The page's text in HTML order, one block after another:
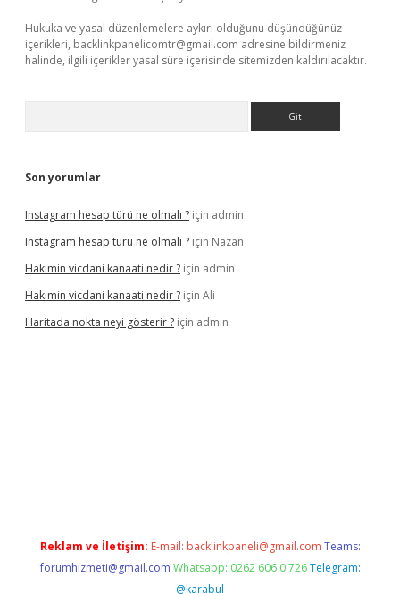
Hukuka ve yasal düzenlemelere aykırı olduğunu düşündüğünüz
içerikleri, backlinkpanelicomtr@gmail.com adresine bildirmeniz
halinde, ilgili içerikler yasal süre içerisinde sitemizden kaldırılacaktır.
Son yorumlar
Instagram hesap türü ne olmalı ? için admin
Instagram hesap türü ne olmalı ? için Nazan
Hakimin vicdani kanaati nedir ? için admin
Hakimin vicdani kanaati nedir ? için Ali
Haritada nokta neyi gösterir ? için admin
Reklam ve İletişim: E-mail: backlinkpaneli@gmail.com Teams:
forumhizmeti@gmail.com Whatsapp: 0262 606 0 726 Telegram:
@karabul